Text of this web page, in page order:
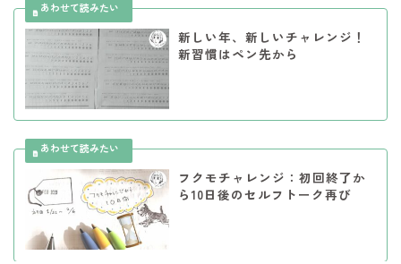
新しい年、新しいチャレンジ！
新習慣はペン先から
フクモチャレンジ：初回終了か
ら10日後のセルフトーク再び